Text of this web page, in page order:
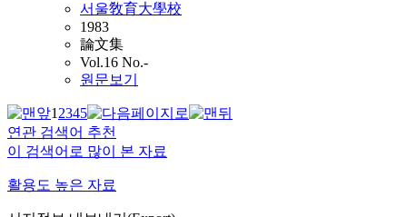
서울敎育大學校
1983
論文集
Vol.16 No.-
원문보기
12345
연관 검색어 추천
이 검색어로 많이 본 자료
활용도 높은 자료